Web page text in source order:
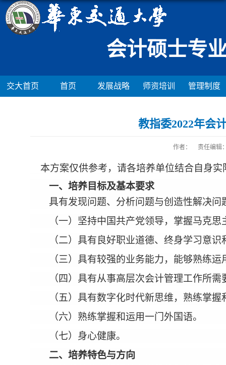
会计硕士专
交大首页 首页 发展战略 师资培训 管理制度
教指委2022年会
作者： 责任编辑
本方案仅供参考，请各培养单位结合自身
一、培养目标及基本要求
具有发现问题、分析问题与创造性解决
（一）坚持中国共产党领导，掌握马克
（二）具有良好职业道德、终身学习意
（三）具有较强的业务能力，能够熟练
（四）具有从事高层次会计管理工作所
（五）具有数字化时代新思维，熟练掌
（六）熟练掌握和运用一门外国语。
（七）身心健康。
二、培养特色与方向